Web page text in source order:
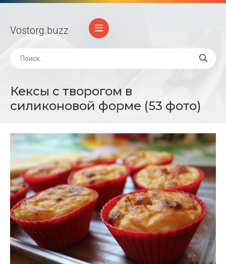
Vostorg.buzz
Кексы с творогом в
силиконовой форме (53 фото)